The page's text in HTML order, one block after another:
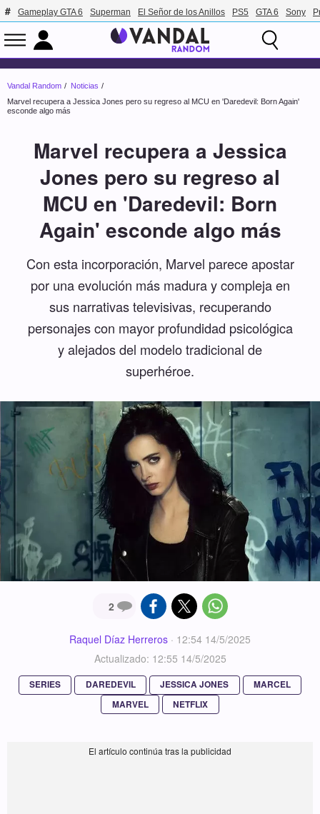
Gameplay GTA 6 Superman El Señor de los Anillos PS5 GTA 6 Sony
Vandal Random
Noticias
Marvel recupera a Jessica Jones pero su regreso al MCU en 'Daredevil: Born Again'
esconde algo más
Marvel recupera a Jessica
Jones pero su regreso al
MCU en 'Daredevil: Born
Again' esconde algo más
Con esta incorporación, Marvel parece apostar
por una evolución más madura y compleja en
sus narrativas televisivas, recuperando
personajes con mayor profundidad psicológica
y alejados del modelo tradicional de
superhéroe.
2
Raquel Díaz Herreros · 12:54 14/5/2025
Actualizado: 12:55 14/5/2025
SERIES DAREDEVIL JESSICA JONES
MARCEL
MARVEL
NETFLIX